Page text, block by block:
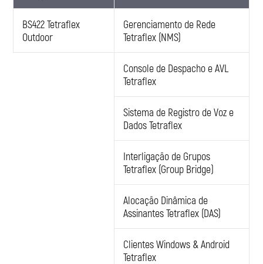
BS422 Tetraflex
Outdoor
Gerenciamento de Rede
Tetraflex (NMS)
Console de Despacho e AVL
Tetraflex
Sistema de Registro de Voz e
Dados Tetraflex
Interligação de Grupos
Tetraflex (Group Bridge)
Alocação Dinâmica de
Assinantes Tetraflex (DAS)
Clientes Windows & Android
Tetraflex